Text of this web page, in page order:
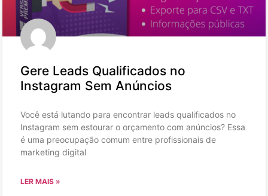
Gere Leads Qualificados no
Instagram Sem Anúncios
Você está lutando para encontrar leads qualificados no
Instagram sem estourar o orçamento com anúncios? Essa
é uma preocupação comum entre profissionais de
marketing digital
LER MAIS »